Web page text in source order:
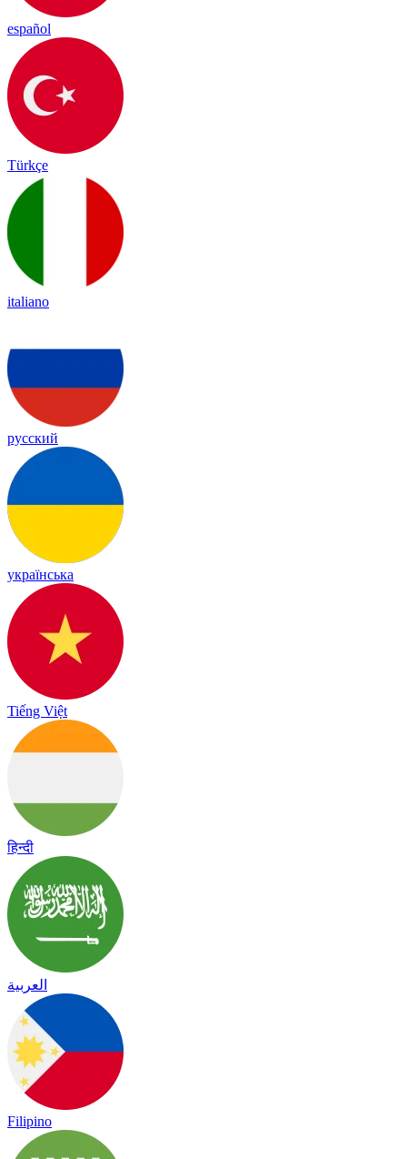
español
Türkçe
italiano
русский
українська
Tiếng Việt
हिन्दी
العربية
Filipino